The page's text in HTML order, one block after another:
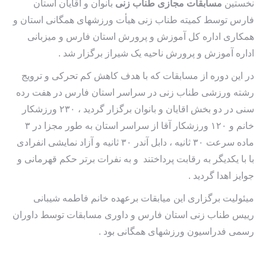
نخستین مسابقات مجازی طناب زنی بانوان و آقایان استان
فارس توسط کمیته طناب زنی هیأت ورزشهای همگانی استان و
همکاری اداره کل آموزش و پرورش استان فارس و میزبانی
اداره آموزش و پرورش ناحیه یک شیراز برگزار شد .
در این دوره از مسابقات که با هدف کاهش کم تحرکی و ترویج
رشته ورزشی طناب زنی در سراسر استان فارس در هفت رده
سنی در دو بخش اقایان و بانوان برگزار گردید ، ۲۳۰ ورزشکار
خانم و ۱۲۰ ورزشکار آقا از سراسر استان به طور مجزا در ۳
ماده سرعت ۳۰ ثانیه ، دابل آندر ۳۰ ثانیه و آزاد نمایشی انفرادی
با با یکدیگر به رقابت پرداختند و به نفرات برتر حکم قهرمانی و
جوایز اهدا گردید .
میئولیت برگزاری این میابقات برعهده خانم فاطمه شیبانی
رییس طناب زنی استان فارس و داوری مسابقات توسط داوران
رسمی فدراسیون ورزشهای همگانی بود .